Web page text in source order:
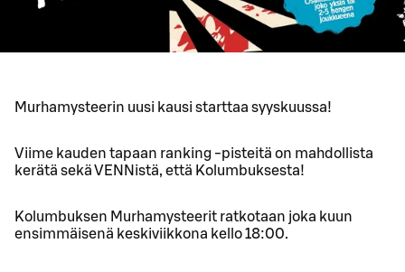
Murhamysteerin uusi kausi starttaa syyskuussa!
Viime kauden tapaan ranking -pisteitä on mahdollista
kerätä sekä VENNistä, että Kolumbuksesta!
Kolumbuksen Murhamysteerit ratkotaan joka kuun
ensimmäisenä keskiviikkona kello 18:00.